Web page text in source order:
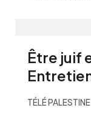
Être juif
TÉLÉ PALESTINE